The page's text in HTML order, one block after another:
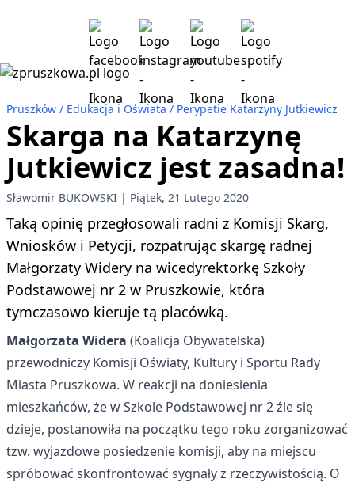
Pruszków Edukacja i Oświata Perypetie Katarzyny Jutkiewicz
Skarga na Katarzynę
Jutkiewicz jest zasadna!
Sławomir BUKOWSKI Piątek, 21 Lutego 2020
Taką opinię przegłosowali radni z Komisji Skarg,
Wniosków i Petycji, rozpatrując skargę radnej
Małgorzaty Widery na wicedyrektorkę Szkoły
Podstawowej nr 2 w Pruszkowie, która
tymczasowo kieruje tą placówką.
Małgorzata Widera (Koalicja Obywatelska)
przewodniczy Komisji Oświaty, Kultury i Sportu Rady
Miasta Pruszkowa. W reakcji na doniesienia
mieszkańców, że w Szkole Podstawowej nr 2 źle się
dzieje, postanowiła na początku tego roku zorganizować
tzw. wyjazdowe posiedzenie komisji, aby na miejscu
spróbować skonfrontować sygnały z rzeczywistością. O